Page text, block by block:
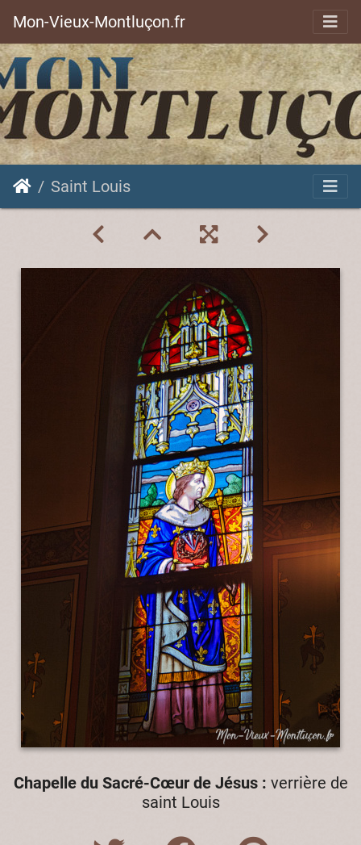
Mon-Vieux-Montluçon.fr
Saint Louis
Chapelle du Sacré-Cœur de Jésus : verrière de
saint Louis